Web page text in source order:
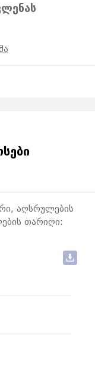
აღსრულების
თარიღი: